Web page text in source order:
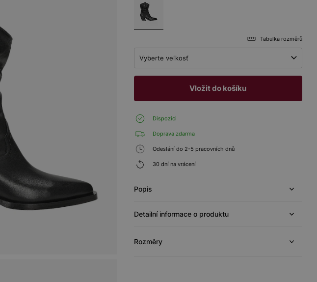
Tabulka rozměrů
Vyberte veľkosť
Vložit do košíku
Dispozici
Doprava zdarma
Odeslání do 2-5 pracovních dnů
30 dní na vrácení
Popis
Detailní informace o produktu
Rozměry